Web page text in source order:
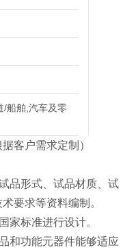
/船舶,汽车及零
据客户需求定制）
品形式、试品材质、试
要求等资料编制。
家标准进行设计。
和功能元器件能够适应